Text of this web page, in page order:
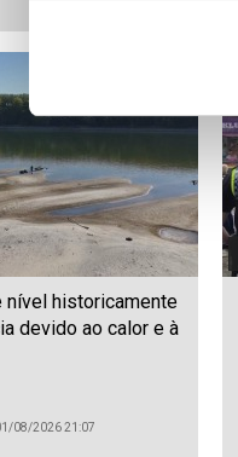
nível historicamente
devido ao calor e à
08/2026 21:07